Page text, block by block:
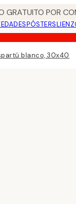
GRATUITO POR
PÓSTERS
blanco, 30x40